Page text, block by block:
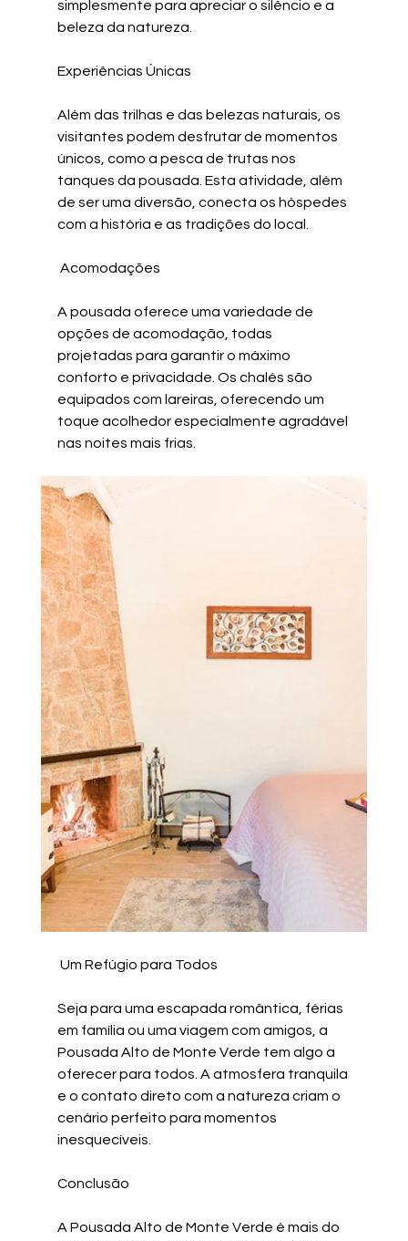
simplesmente para apreciar o silêncio e a
beleza da natureza.
Experiências Únicas
Além das trilhas e das belezas naturais, os
visitantes podem desfrutar de momentos
únicos, como a pesca de trutas nos
tanques da pousada. Esta atividade, além
de ser uma diversão, conecta os hóspedes
com a história e as tradições do local.
Acomodações
A pousada oferece uma variedade de
opções de acomodação, todas
projetadas para garantir o máximo
conforto e privacidade. Os chalés são
equipados com lareiras, oferecendo um
toque acolhedor especialmente agradável
nas noites mais frias.
Um Refúgio para Todos
Seja para uma escapada romântica, férias
em família ou uma viagem com amigos, a
Pousada Alto de Monte Verde tem algo a
oferecer para todos. A atmosfera tranquila
e o contato direto com a natureza criam o
cenário perfeito para momentos
inesquecíveis.
Conclusão
A Pousada Alto de Monte Verde é mais do